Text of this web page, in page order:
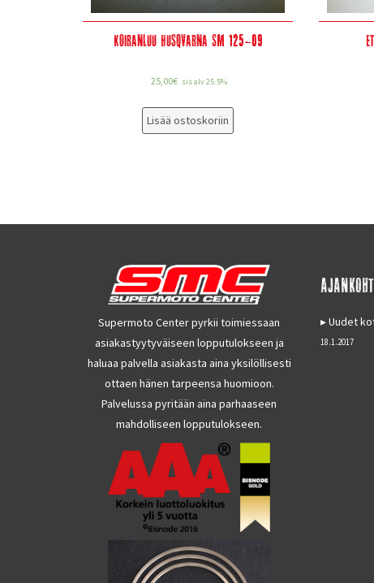
Koiranluu Husqvarna SM 125-09
25,00€ sis alv 25.5%
Lisää ostoskoriin
Supermoto Center pyrkii toimiessaan
asiakastyytyväiseen lopputulokseen ja
haluaa palvella asiakasta aina yksilöllisesti
ottaen hänen tarpeensa huomioon.
Palvelussa pyritään aina parhaaseen
mahdolliseen lopputulokseen.
Uudet
18.1.2017